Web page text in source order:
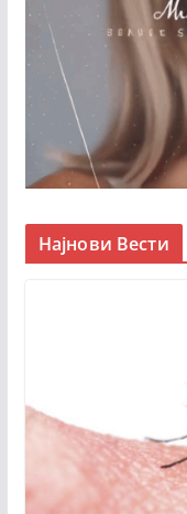
Најнови Вести